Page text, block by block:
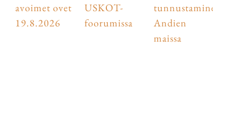
avoimet ovet
19.8.2026
USKOT-
foorumissa
tunnustaminen
Andien
maissa